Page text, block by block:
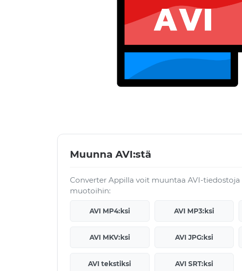
Muunna AVI:stä
Converter Appilla voit muuntaa AVI-
muotoihin:
AVI MP4:ksi AVI MP3:ksi
AVI MKV:ksi AVI JPG:ksi
AVI tekstiksi AVI SRT:ksi